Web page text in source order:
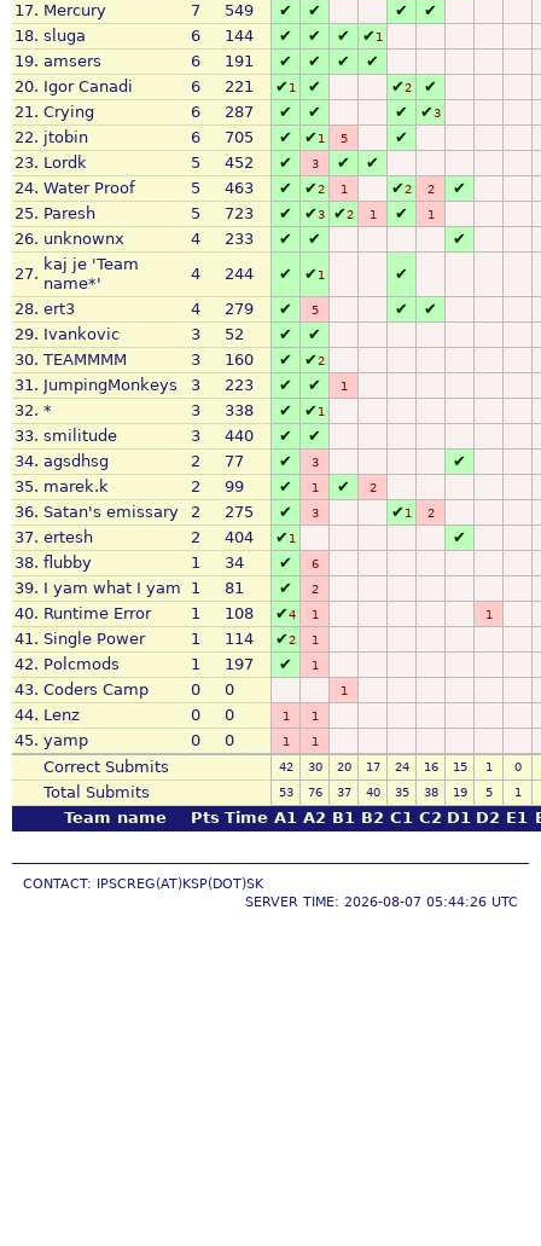
17. Mercury 7 549 ✔ ✔ ✔
✔
18. sluga 6 144 ✔ ✔ ✔ ✔1
19. amsers 6 191 ✔ ✔ ✔
✔
20. Igor Canadi 6 221 ✔1 ✔ ✔2
✔
21. Crying 6 287 ✔ ✔ ✔ ✔3
22. jtobin 6 705 ✔ ✔1 5
✔
23. Lordk 5 452 ✔ 3 ✔
✔
24. Water Proof 5 463 ✔ ✔2 1 ✔2 2
✔
25. Paresh 5 723 ✔ ✔3 ✔2 1 ✔ 1
26. unknownx 4 233 ✔ ✔
✔
27.
kaj je 'Team
name*'
4 244 ✔ ✔1
✔
28. ert3 4 279 ✔ 5 ✔
✔
29. Ivankovic 3 52 ✔
✔
30. TEAMMMM 3 160 ✔ ✔2
31. JumpingMonkeys 3 223 ✔ ✔ 1
32. * 3 338 ✔ ✔1
33. smilitude 3 440 ✔
✔
34. agsdhsg 2 77 ✔ 3
✔
35. marek.k 2 99 ✔ 1 ✔ 2
36. Satan's emissary 2 275 ✔ 3 ✔1 2
37. ertesh 2 404 ✔1
✔
38. flubby 1 34 ✔ 6
39. I yam what I yam 1 81 ✔ 2
40. Runtime Error 1 108 ✔4 1 1
41. Single Power 1 114 ✔2 1
42. Polcmods 1 197 ✔ 1
43. Coders Camp 0 0 1
44. Lenz 0 0 1 1
45. yamp 0 0 1 1
Correct Submits 42 30 20 17 24 16 15 1 0
Total Submits 53 76 37 40 35 38 19 5 1
Team name Pts Time A1 A2 B1 B2 C1 C2 D1 D2 E1
CONTACT: IPSCREG(AT)KSP(DOT)SK
SERVER TIME: 2026-08-07 05:44:26 UTC